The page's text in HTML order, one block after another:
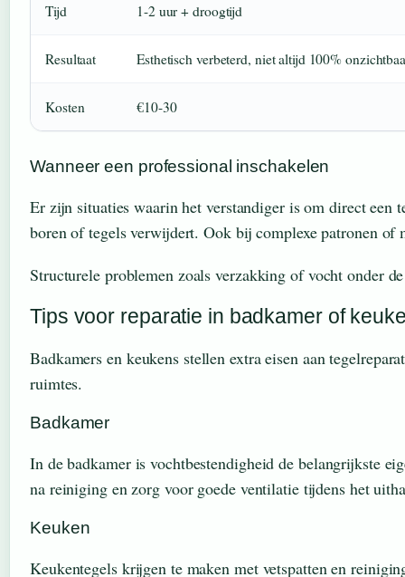
Tijd 1-2 uur + droogtijd
Resultaat Esthetisch verbeterd, niet altijd 100%
Kosten €10-30
Wanneer een professional inschakelen
Er zijn situaties waarin het verstandiger is om direct
boren of tegels verwijdert. Ook bij complexe patronen
Structurele problemen zoals verzakking of vocht onder
Tips voor reparatie in badkamer of
Badkamers en keukens stellen extra eisen aan
ruimtes.
Badkamer
In de badkamer is vochtbestendigheid de belangrijkste
na reiniging en zorg voor goede ventilatie tijdens het
Keuken
Keukentegels krijgen te maken met vetspatten en